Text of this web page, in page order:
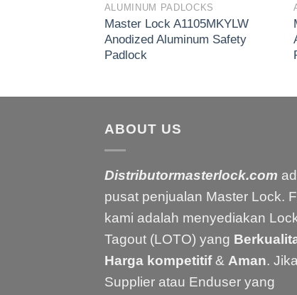
ALUMINUM PADLOCKS
Master Lock A1105MKYLW
Anodized Aluminum Safety
Padlock
ABOUT US
Distributormasterlock.com
pusat penjualan Master Lock.
kami adalah menyediakan
Tagout (LOTO) yang
Harga kompetitif& Aman.
Supplier atau Enduser yang